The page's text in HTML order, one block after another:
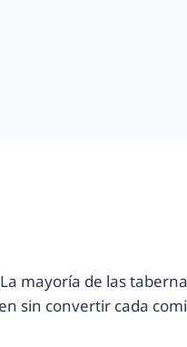
mayoría de las
sin convertir cada